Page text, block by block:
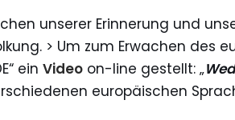
unserer Erinnerung und
> Um zum Erwachen des
ein Video on-line gestellt: „
europäischen